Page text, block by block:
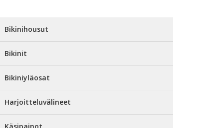
Bikinihousut
Bikinit
Bikiniyläosat
Harjoitteluvälineet